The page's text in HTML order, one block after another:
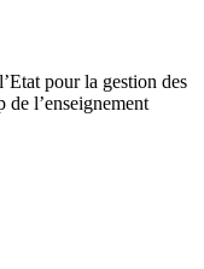
pour la gestion des
de l’enseignement